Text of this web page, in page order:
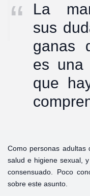
La
sus
ganas
es una
que
Como personas adultas
salud e higiene sexual,
consensuado. Poco
sobre este asunto.